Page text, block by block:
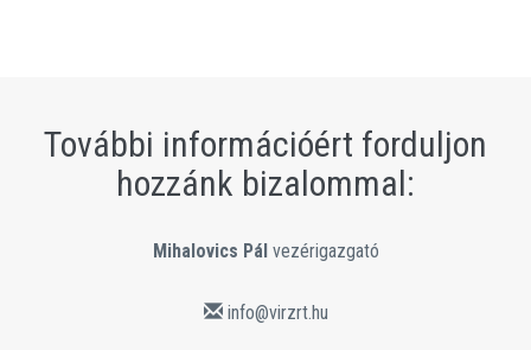
További információért forduljon
hozzánk bizalommal:
Mihalovics Pálvezérigazgató
info@virzrt.hu